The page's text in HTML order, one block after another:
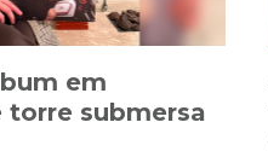
em
torre submersa